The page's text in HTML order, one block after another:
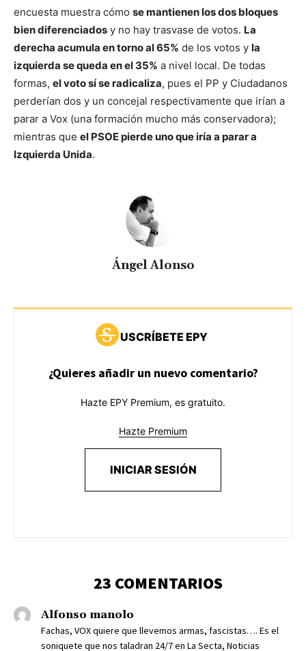
encuesta muestra cómo se mantienen los dos bloques
bien diferenciados y no hay trasvase de votos. La
derecha acumula en torno al 65% de los votos y la
izquierda se queda en el 35% a nivel local. De todas
formas, el voto sí se radicaliza, pues el PP y Ciudadanos
perderían dos y un concejal respectivamente que irían a
parar a Vox (una formación mucho más conservadora);
mientras que el PSOE pierde uno que iría a parar a
Izquierda Unida.
Ángel Alonso
USCRÍBETE EPY
¿Quieres añadir un nuevo comentario?
Hazte EPY Premium, es gratuito.
Hazte Premium
INICIAR SESIÓN
23 COMENTARIOS
Alfonso manolo
Fachas, VOX quiere que llevemos armas, fascistas…. Es el
soniquete que nos taladran 24/7 en La Secta, Noticias